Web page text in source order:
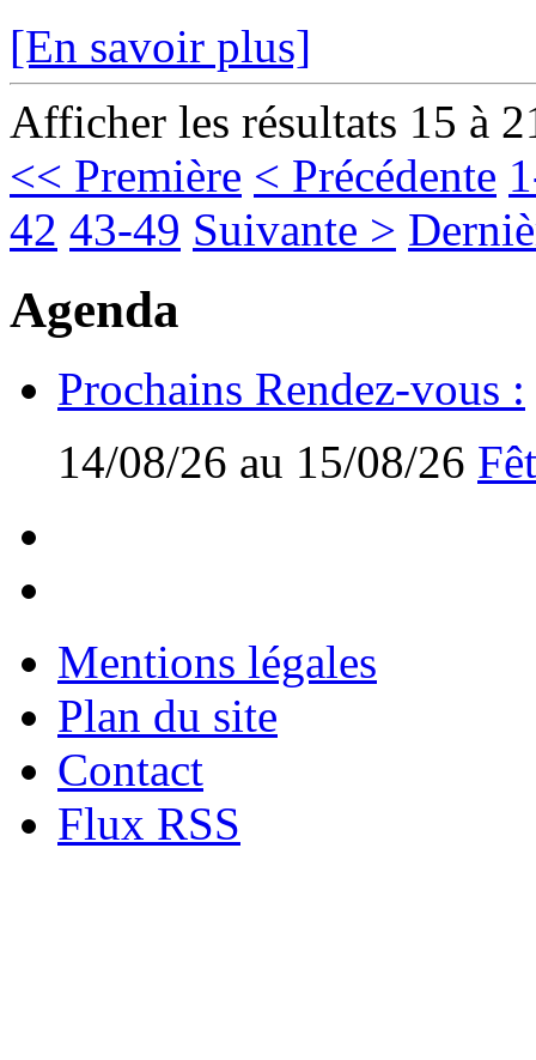
[En savoir plus]
Afficher les résultats 15 à
<< Première < Précédente
42 43-49 Suivante >
Agenda
Prochains Rendez-vous :
14/08/26 au 15/08/26
Mentions légales
Plan du site
Contact
Flux RSS